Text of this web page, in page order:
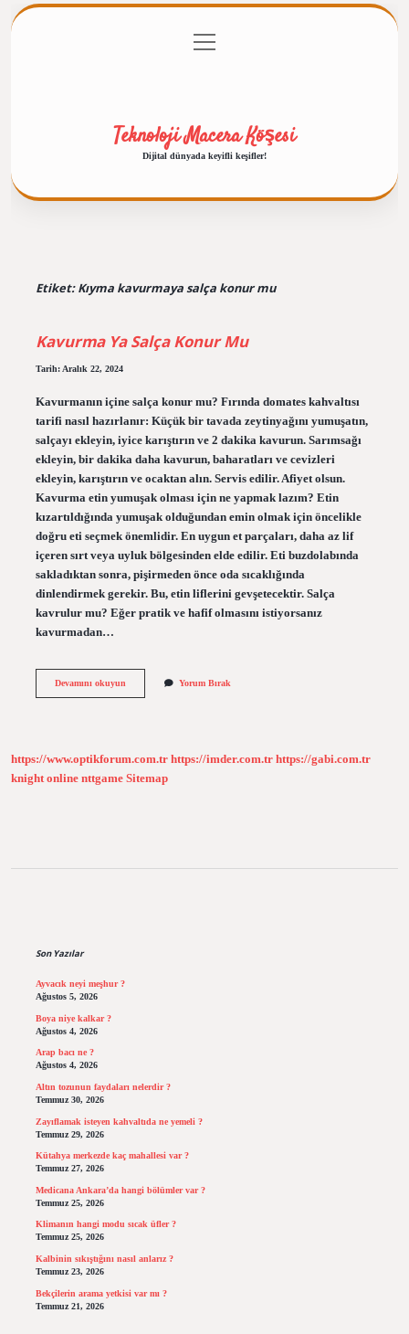
Gizlilik Politikası
menüyü
aç
Teknoloji Macera Köşesi
Dijital dünyada keyifli keşifler!
Etiket:Kıyma kavurmaya salça konur mu
Kavurma Ya Salça Konur Mu
Tarih: Aralık 22, 2024
Kavurmanın içine salça konur mu? Fırında domates kahvaltısı
tarifi nasıl hazırlanır: Küçük bir tavada zeytinyağını yumuşatın,
salçayı ekleyin, iyice karıştırın ve 2 dakika kavurun. Sarımsağı
ekleyin, bir dakika daha kavurun, baharatları ve cevizleri
ekleyin, karıştırın ve ocaktan alın. Servis edilir. Afiyet olsun.
Kavurma etin yumuşak olması için ne yapmak lazım? Etin
kızartıldığında yumuşak olduğundan emin olmak için öncelikle
doğru eti seçmek önemlidir. En uygun et parçaları, daha az lif
içeren sırt veya uyluk bölgesinden elde edilir. Eti buzdolabında
sakladıktan sonra, pişirmeden önce oda sıcaklığında
dinlendirmek gerekir. Bu, etin liflerini gevşetecektir. Salça
kavrulur mu? Eğer pratik ve hafif olmasını istiyorsanız
kavurmadan…
Devamını okuyunKavurma
Yorum Bırak
https://www.optikforum.com.tr https://imder.com.tr https://gabi.com.tr
knight online nttgame Sitemap
Son Yazılar
Ayvacık neyi meşhur ?
Ağustos 5, 2026
Boya niye kalkar ?
Ağustos 4, 2026
Arap bacı ne ?
Ağustos 4, 2026
Altın tozunun faydaları nelerdir ?
Temmuz 30, 2026
Zayıflamak isteyen kahvaltıda ne yemeli ?
Temmuz 29, 2026
Kütahya merkezde kaç mahallesi var ?
Temmuz 27, 2026
Medicana Ankara’da hangi bölümler var ?
Temmuz 25, 2026
Klimanın hangi modu sıcak üfler ?
Temmuz 25, 2026
Kalbinin sıkıştığını nasıl anlarız ?
Temmuz 23, 2026
Bekçilerin arama yetkisi var mı ?
Temmuz 21, 2026